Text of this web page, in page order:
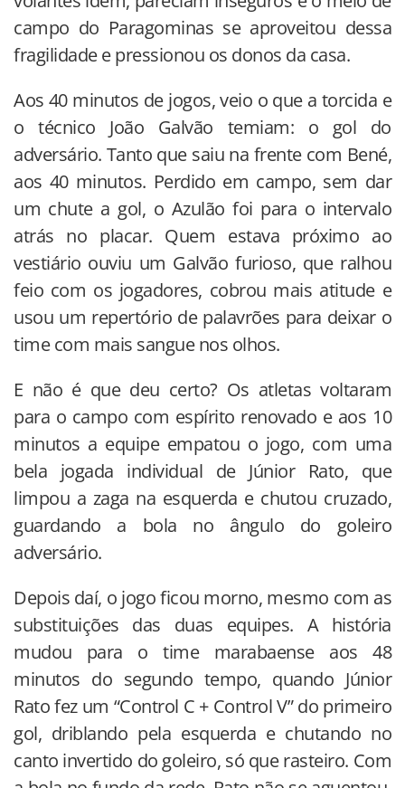
campo do Paragominas se aproveitou dessa
fragilidade e pressionou os donos da casa.
Aos 40 minutos de jogos, veio o que a torcida e
o técnico João Galvão temiam: o gol do
adversário. Tanto que saiu na frente com Bené,
aos 40 minutos. Perdido em campo, sem dar
um chute a gol, o Azulão foi para o intervalo
atrás no placar. Quem estava próximo ao
vestiário ouviu um Galvão furioso, que ralhou
feio com os jogadores, cobrou mais atitude e
usou um repertório de palavrões para deixar o
time com mais sangue nos olhos.
E não é que deu certo? Os atletas voltaram
para o campo com espírito renovado e aos 10
minutos a equipe empatou o jogo, com uma
bela jogada individual de Júnior Rato, que
limpou a zaga na esquerda e chutou cruzado,
guardando a bola no ângulo do goleiro
adversário.
Depois daí, o jogo ficou morno, mesmo com as
substituições das duas equipes. A história
mudou para o time marabaense aos 48
minutos do segundo tempo, quando Júnior
Rato fez um “Control C + Control V” do primeiro
gol, driblando pela esquerda e chutando no
canto invertido do goleiro, só que rasteiro. Com